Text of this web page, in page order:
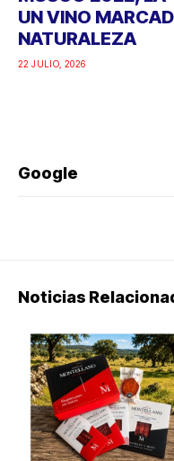
UN VINO
NATURALEZA
22 JULIO, 2026
Google
Noticias